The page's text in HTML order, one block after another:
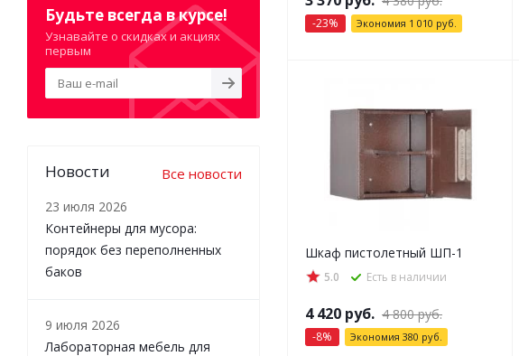
-23% Экономия 1 010 руб.
Шкаф пистолетный ШП-1
5.0 Есть в наличии
4 420 руб. 4 800руб.
-8% Экономия 380 руб.
Будьте всегда в курсе!
Узнавайте о скидках и акциях
первым
Новости Все новости
23 июля 2026
Контейнеры для мусора:
порядок без переполненных
баков
9 июля 2026
Лабораторная мебель для